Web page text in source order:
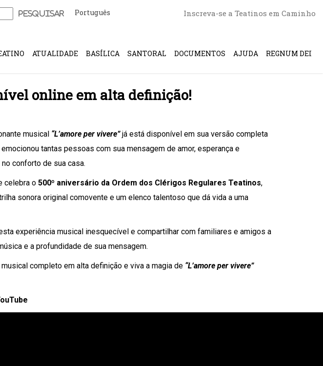
Português Inscreva-se a Teatinos em Caminho
ATUALIDADE BASÍLICA SANTORAL DOCUMENTOS AJUDA REGNUM DEI
online em alta definição!
musical “L’amore per vivere”já está disponível em sua versão completa
tantas pessoas com sua mensagem de amor, esperança e
conforto de sua casa.
celebra o 500º aniversário da Ordem dos Clérigos Regulares Teatinos,
sonora original comovente e um elenco talentoso que dá vida a uma
experiência musical inesquecível e compartilhar com familiares e amigos a
e a profundidade de sua mensagem.
completo em alta definição e viva a magia de “L’amore per vivere”